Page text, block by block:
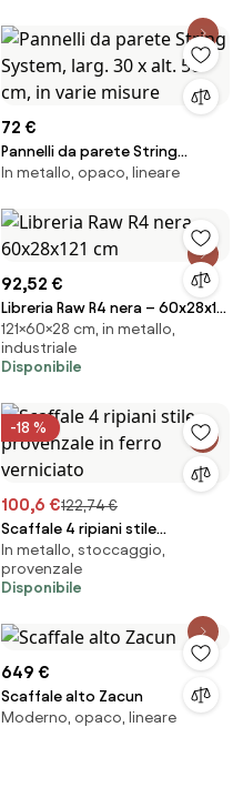
72 €
Pannelli da parete String
System, larg. 30 x alt. 50 cm, in
In metallo, opaco, lineare
92,52 €
Libreria Raw R4 nera – 60x28x121
cm
121×60×28 cm, in metallo,
industriale
Disponibile
-18 %
100,6 €122,74 €
Scaffale 4 ripiani stile
provenzale in ferro verniciato
In metallo, stoccaggio,
provenzale
Disponibile
649 €
Scaffale alto Zacun
Moderno, opaco, lineare